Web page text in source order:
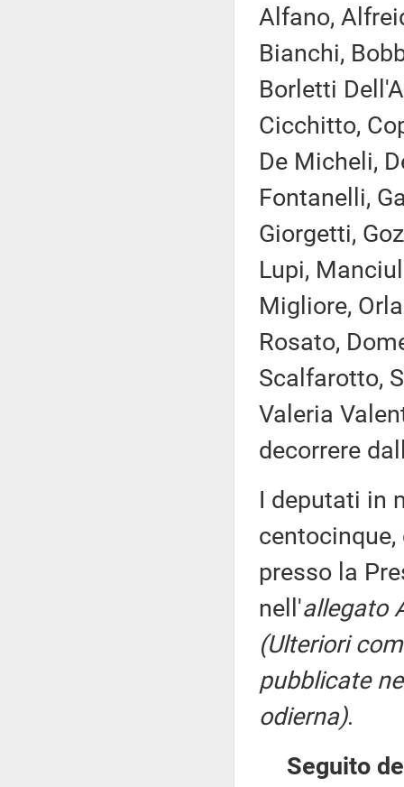
Alfano,
Bianchi,
Borletti
Cicchitto,
De Micheli,
Fontanelli,
Giorgetti,
Lupi,
Migliore,
Rosato,
Scalfarotto,
Valeria
decorrere
I deputati in
presso la
nell'allegato
(Ulteriori
pubblicate
odierna).
Seguito